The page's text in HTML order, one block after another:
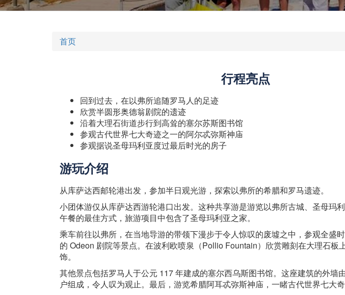
首页
行程亮点
回到过去，在以弗所追随罗马人的足迹
欣赏半圆形奥德翁剧院的遗迹
沿着大理石街道步行到高耸的塞尔苏斯图书馆
参观古代世界七大奇迹之一的阿尔忒弥斯神庙
参观据说圣母玛利亚度过最后时光的房子
游玩介绍
从库萨达西邮轮港出发，参加半日观光游，探索以弗所的希腊和罗马遗迹。
小团体游仅从库萨达西游轮港口出发。这种共享游是游览以弗所古城、圣母玛
午餐的最佳方式，旅游项目中包含了圣母玛利亚之家。
乘车前往以弗所，在当地导游的带领下漫步于令人惊叹的废墟之中，参观全盛
的 Odeon 剧院等景点。在波利欧喷泉（Pollio Fountain）欣赏雕刻在大理石板
饰。
其他景点包括罗马人于公元 117 年建成的塞尔西乌斯图书馆。这座建筑的外墙
户组成，令人叹为观止。最后，游览希腊阿耳忒弥斯神庙，一睹古代世界七大奇